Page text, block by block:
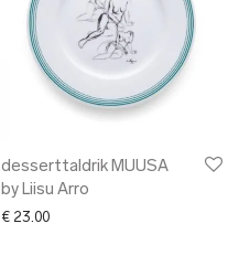
desserttaldrik MUUSA
by Liisu Arro
€ 23.00